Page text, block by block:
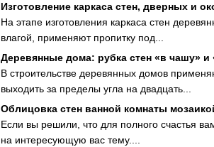
Изготовление каркаса стен, дверных и
На этапе изготовления каркаса стен
влагой, применяют пропитку под...
Деревянные дома: рубка стен «в чашу» и
В строительстве деревянных домов
выходить за пределы угла на двадцать...
Облицовка стен ванной комнаты
Если вы решили, что для полного счастья
на интересующую вас тему....